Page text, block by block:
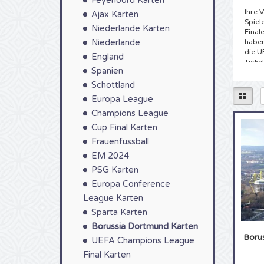
Ajax Karten
Niederlande Karten
Niederlande
England
Spanien
Schottland
Europa League
Champions League
Cup Final Karten
Frauenfussball
EM 2024
PSG Karten
Europa Conference
League Karten
Sparta Karten
Borussia Dortmund Karten
UEFA Champions League
Final Karten
Ihre
die
Ihre
Der
für
Der
Das